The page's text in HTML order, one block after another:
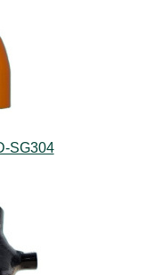
SG304